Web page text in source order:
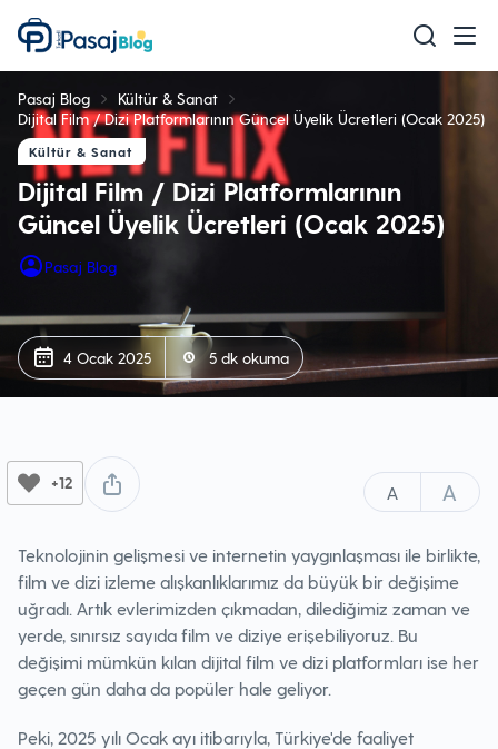
Teknoloji
Mobil
Oyun
Sağlık & Bakım
Ev & Yaşam
Eğitim
Pasaj Blog
Kültür & Sanat
Dijital Film / Dizi Platformlarının Güncel Üyelik Ücretleri (Ocak 2025)
Kültür & Sanat
Dijital Film / Dizi Platformlarının
Güncel Üyelik Ücretleri (Ocak 2025)
Pasaj Blog
4 Ocak 2025 5 dk okuma
+12 A A
Teknolojinin gelişmesi ve internetin yaygınlaşması ile birlikte,
film ve dizi izleme alışkanlıklarımız da büyük bir değişime
uğradı. Artık evlerimizden çıkmadan, dilediğimiz zaman ve
yerde, sınırsız sayıda film ve diziye erişebiliyoruz. Bu
değişimi mümkün kılan dijital film ve dizi platformları ise her
geçen gün daha da popüler hale geliyor.
Peki, 2025 yılı Ocak ayı itibarıyla, Türkiye'de faaliyet